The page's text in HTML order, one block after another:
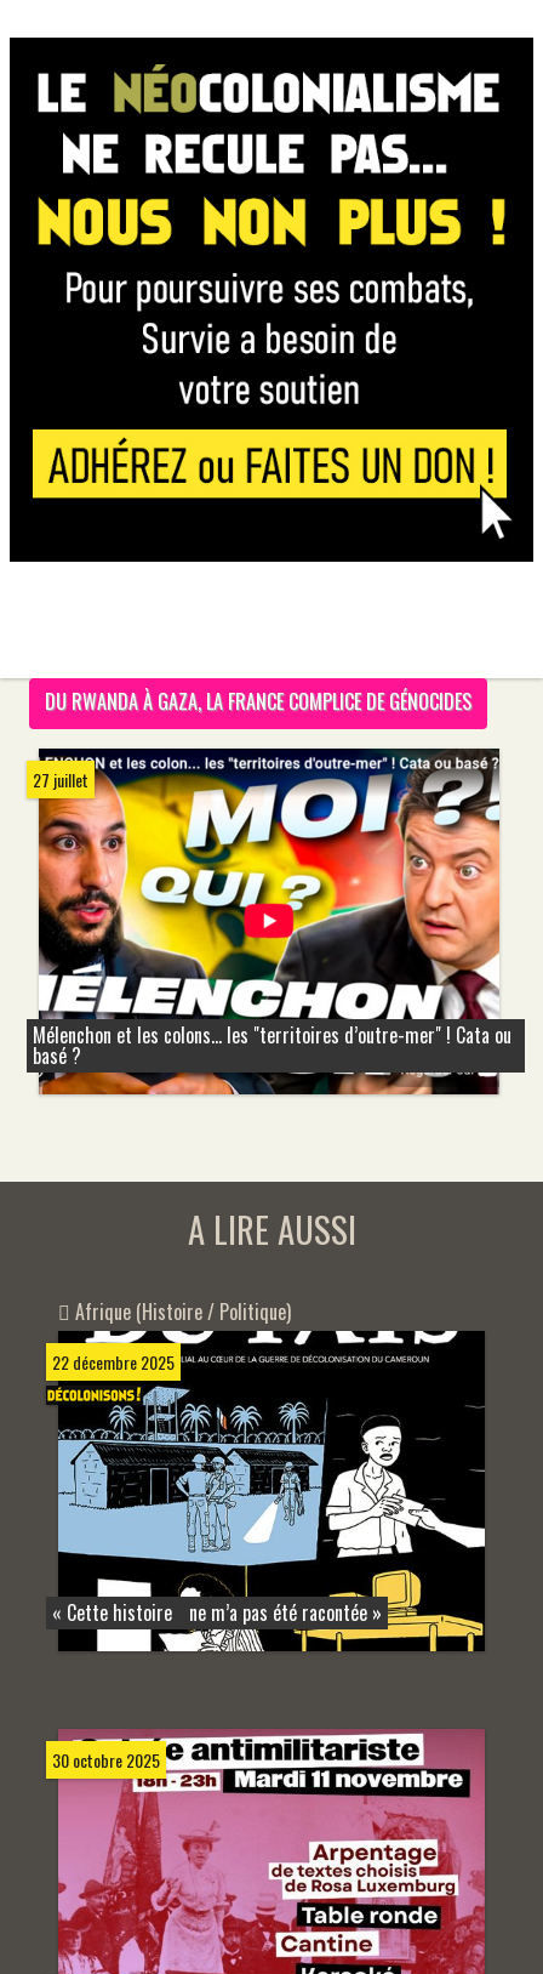
DU RWANDA À GAZA, LA FRANCE COMPLICE DE GÉNOCIDES
27 juillet
Mélenchon et les colons... les "territoires d’outre-mer" ! Cata ou
basé ?
A LIRE AUSSI
Afrique (Histoire / Politique)
22 décembre 2025
« Cette histoire ne m’a pas été racontée »
30 octobre 2025